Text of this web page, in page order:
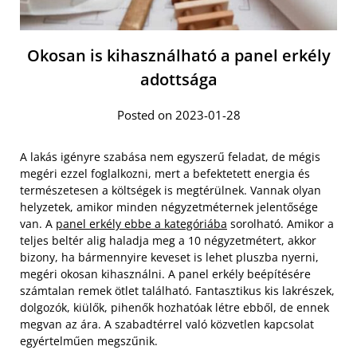
Okosan is kihasználható a panel erkély
adottsága
Posted on 2023-01-28
A lakás igényre szabása nem egyszerű feladat, de mégis
megéri ezzel foglalkozni, mert a befektetett energia és
természetesen a költségek is megtérülnek. Vannak olyan
helyzetek, amikor minden négyzetméternek jelentősége
van. A panel erkély ebbe a kategóriába sorolható. Amikor a
teljes beltér alig haladja meg a 10 négyzetmétert, akkor
bizony, ha bármennyire keveset is lehet pluszba nyerni,
megéri okosan kihasználni. A panel erkély beépítésére
számtalan remek ötlet található. Fantasztikus kis lakrészek,
dolgozók, kiülők, pihenők hozhatóak létre ebből, de ennek
megvan az ára. A szabadtérrel való közvetlen kapcsolat
egyértelműen megszűnik.